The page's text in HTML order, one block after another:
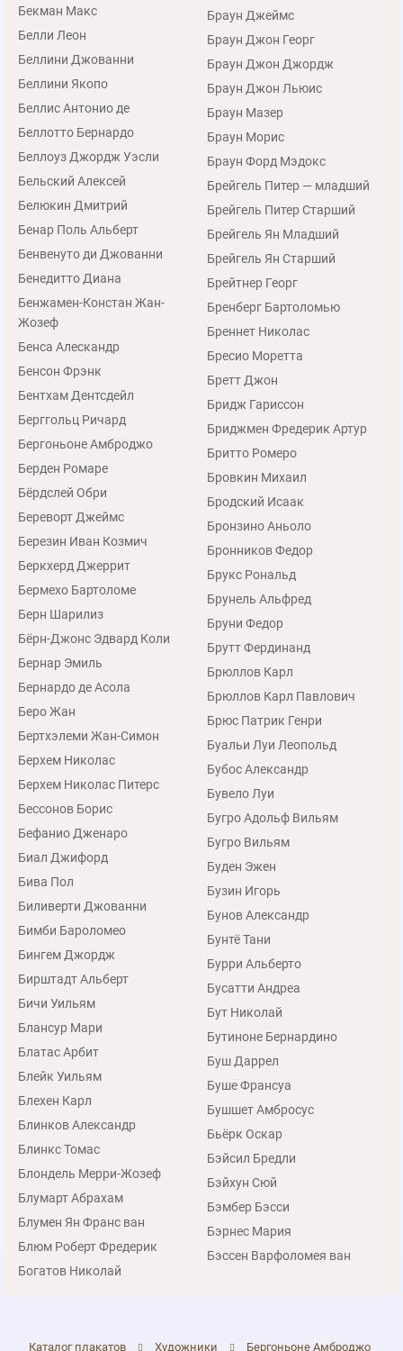
Бекман Макс
Белли Леон
Беллини Джованни
Беллини Якопо
Беллис Антонио де
Беллотто Бернардо
Беллоуз Джордж Уэсли
Бельский Алексей
Белюкин Дмитрий
Бенар Поль Альберт
Бенвенуто ди Джованни
Бенедитто Диана
Бенжамен-Констан Жан-
Жозеф
Бенса Алескандр
Бенсон Фрэнк
Бентхам Дентсдейл
Берггольц Ричард
Бергоньоне Амброджо
Берден Ромаре
Бёрдслей Обри
Береворт Джеймс
Березин Иван Козмич
Беркхерд Джеррит
Бермехо Бартоломе
Берн Шарилиз
Бёрн-Джонс Эдвард Коли
Бернар Эмиль
Бернардо де Асола
Беро Жан
Бертхэлеми Жан-Симон
Берхем Николас
Берхем Николас Питерс
Бессонов Борис
Бефанио Дженаро
Биал Джифорд
Бива Пол
Биливерти Джованни
Бимби Бароломео
Бингем Джордж
Бирштадт Альберт
Бичи Уильям
Блансур Мари
Блатас Арбит
Блейк Уильям
Блехен Карл
Блинков Александр
Блинкс Томас
Блондель Мерри-Жозеф
Блумарт Абрахам
Блумен Ян Франс ван
Блюм Роберт Фредерик
Богатов Николай
Браун Джеймс
Браун Джон Георг
Браун Джон Джордж
Браун Джон Льюис
Браун Мазер
Браун Морис
Браун Форд Мэдокс
Брейгель Питер — младший
Брейгель Питер Старший
Брейгель Ян Младший
Брейгель Ян Старший
Брейтнер Георг
Бренберг Бартоломью
Бреннет Николас
Бресио Моретта
Бретт Джон
Бридж Гариссон
Бриджмен Фредерик Артур
Бритто Ромеро
Бровкин Михаил
Бродский Исаак
Бронзино Аньоло
Бронников Федор
Брукс Рональд
Брунель Альфред
Бруни Федор
Брутт Фердинанд
Брюллов Карл
Брюллов Карл Павлович
Брюс Патрик Генри
Буальи Луи Леопольд
Бубос Александр
Бувело Луи
Бугро Адольф Вильям
Бугро Вильям
Буден Эжен
Бузин Игорь
Бунов Александр
Бунтё Тани
Бурри Альберто
Бусатти Андреа
Бут Николай
Бутиноне Бернардино
Буш Даррел
Буше Франсуа
Бушшет Амбросус
Бьёрк Оскар
Бэйсил Бредли
Бэйхун Сюй
Бэмбер Бэсси
Бэрнес Мария
Бэссен Варфоломея ван
Каталог плакатов Художники Бергоньоне Амброджо